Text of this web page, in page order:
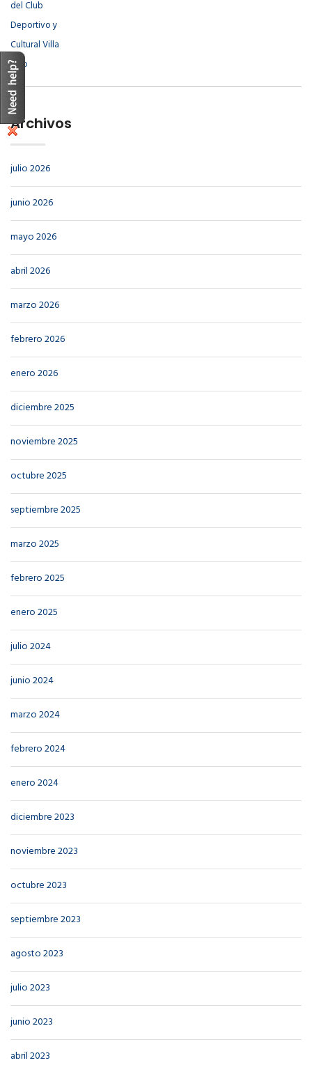
Archivos
julio 2026
junio 2026
mayo 2026
abril 2026
marzo 2026
febrero 2026
enero 2026
diciembre 2025
noviembre 2025
octubre 2025
septiembre 2025
marzo 2025
febrero 2025
enero 2025
julio 2024
junio 2024
marzo 2024
febrero 2024
enero 2024
diciembre 2023
noviembre 2023
octubre 2023
septiembre 2023
agosto 2023
julio 2023
junio 2023
abril 2023